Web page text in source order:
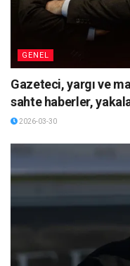
GENEL
Gazeteci, yargı ve
sahte haberler,
2026-03-30